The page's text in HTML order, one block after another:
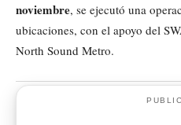
noviembre, se ejecutó una
ubicaciones, con el apoyo del
North Sound Metro.